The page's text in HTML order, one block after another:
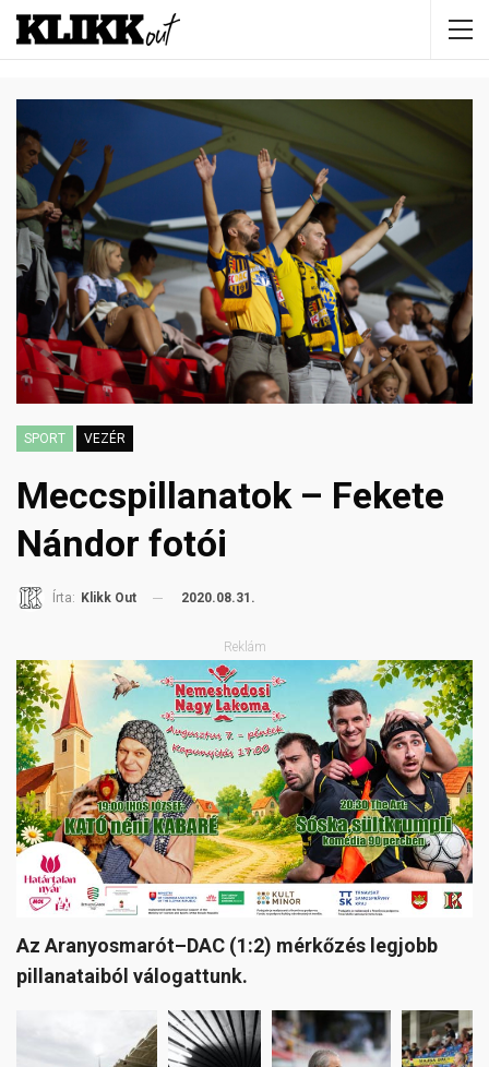
SPORT VEZÉR
Meccspillanatok – Fekete
Nándor fotói
Írta: Klikk Out 2020.08.31.
Reklám
Az Aranyosmarót–DAC (1:2) mérkőzés legjobb
pillanataiból válogattunk.